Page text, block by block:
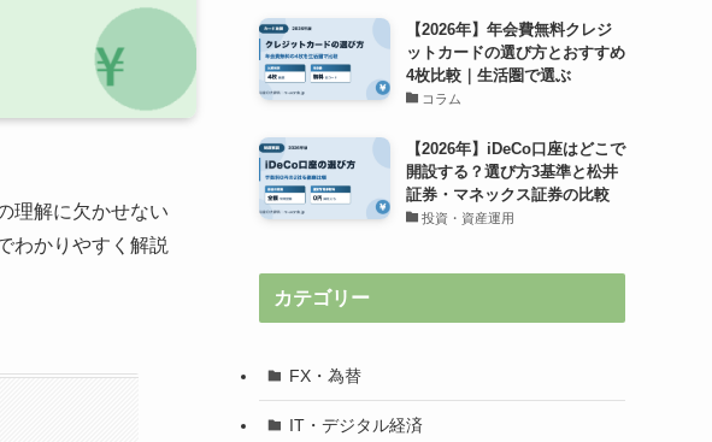
理解に欠かせない
わかりやすく解説
【2026年】年会費無料クレジ
ットカードの選び方とおすすめ
4枚比較｜生活圏で選ぶ
コラム
【2026年】iDeCo口座はどこで
開設する？選び方3基準と松井
証券・マネックス証券の比較
投資・資産運用
カテゴリー
FX・為替
IT・デジタル経済